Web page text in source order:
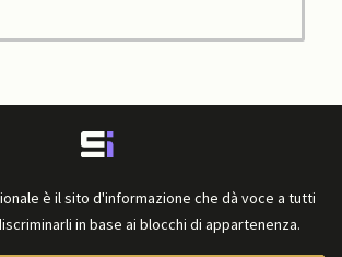
è il sito d'informazione che dà voce a tutti
in base ai blocchi di appartenenza.